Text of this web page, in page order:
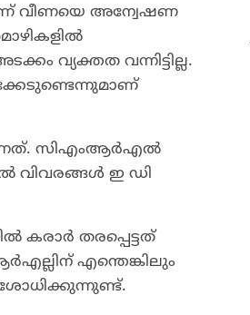
വീണയെ അന്വേഷണ
വ്യക്തത വന്നിട്ടില്ല.
സിഎംആർഎൽ
വിവരങ്ങൾ ഇ ഡി
കരാർ തരപ്പെട്ടത്
എന്തെങ്കിലും